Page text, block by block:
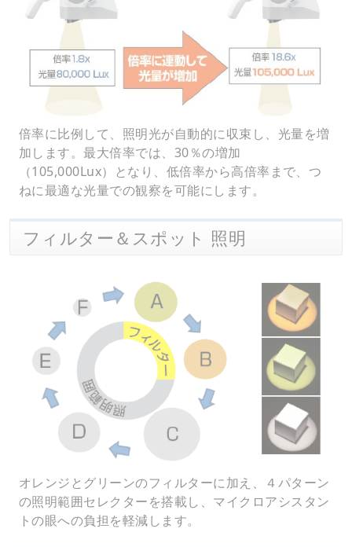
倍率に比例して、照明光が自動的に収束し、光量を増
加します。最大倍率では、30％の増加
（105,000Lux）となり、低倍率から高倍率まで、つ
ねに最適な光量での観察を可能にします。
フィルター＆スポット 照明
オレンジとグリーンのフィルターに加え、４パターン
の照明範囲セレクターを搭載し、マイクロアシスタン
トの眼への負担を軽減します。